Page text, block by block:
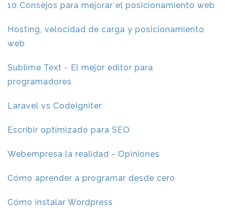
10 Consejos para mejorar el posicionamiento web
Hosting, velocidad de carga y posicionamiento
web
Sublime Text - El mejor editor para
programadores
Laravel vs CodeIgniter
Escribir optimizado para SEO
Webempresa la realidad - Opiniones
Cómo aprender a programar desde cero
Cómo instalar Wordpress